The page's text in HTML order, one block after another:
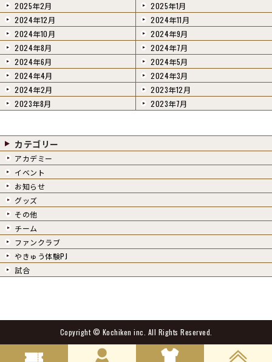
2025年2月
2025年1月
2024年12月
2024年11月
2024年10月
2024年9月
2024年8月
2024年7月
2024年6月
2024年5月
2024年4月
2024年3月
2024年2月
2023年12月
2023年8月
2023年7月
カテゴリー
アカデミー
イベント
お知らせ
グッズ
その他
チーム
ファンクラブ
やきゅう体験PJ
試合
Copyright © Kochiken inc. All Rights Reserved.